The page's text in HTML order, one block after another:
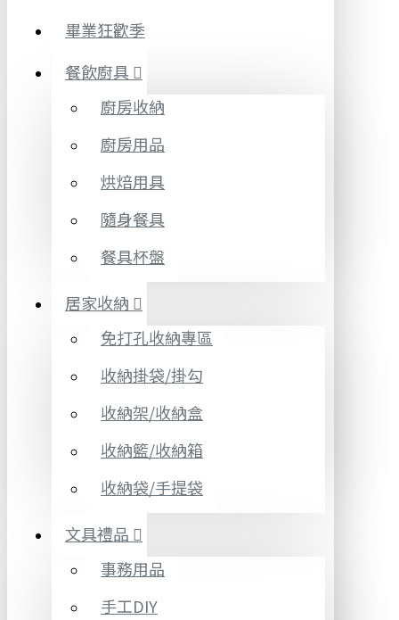
畢業狂歡季
餐飲廚具
廚房收納
廚房用品
烘焙用具
隨身餐具
餐具杯盤
居家收納
免打孔收納專區
收納掛袋/掛勾
收納架/收納盒
收納籃/收納箱
收納袋/手提袋
文具禮品
事務用品
手工DIY